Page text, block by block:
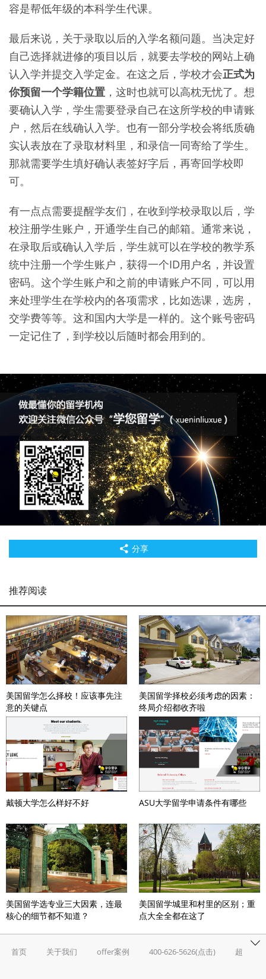
容是帮低年级的本科学生代课。
最后来说，关于录取以后的入学名额问题。当决定好
自己选择就进修的项目以后，就要去学校的网站上确
认入学并提交入学定金。在这之后，学校才会正式为
你预留一个学籍位置 ，这时也就可以高枕无忧了。想
要确认入学，学生需要登录自己在这所学校的申请账
户，然后在线确认入学。也有一部分学校会将纸质确
实认表放在了录取材料里，和录信一同寄给了学生。
那就需要学生填好确认表签好字后，再寄回学校即
可。
有一点点需要提醒学友们，在收到学校录取以后，学
校注册学生账户，开通学生自己的邮箱。通常来说，
在录取后或确认入学后，学生就可以在学校的教学系
统中注册一个学生账户，获得一个ID用户名，并设置
密码。这个学生账户和之前的申请账户不同，可以用
来处理学生在学校内的各项需求，比如选课，选房，
交学费等等。这和国内大学是一样的。这个账号密码
一定记住了，到学校以后随时都会用到的。
分享
推荐阅读
美国留学怎么择校！应该事先注
意的关键点
戴顿大学怎么样好不好
美国留学选专业三大因素，连最
核心的细节都不知道？
美国留学择校必须考虑的因素：
终局介绍都收齐啦
ASU大学留学申请条件有哪些
美国留学城里和村里的区别；重
点大全全都在这了
首页 关于我们 offer案例 400-626-5626(点击) 超